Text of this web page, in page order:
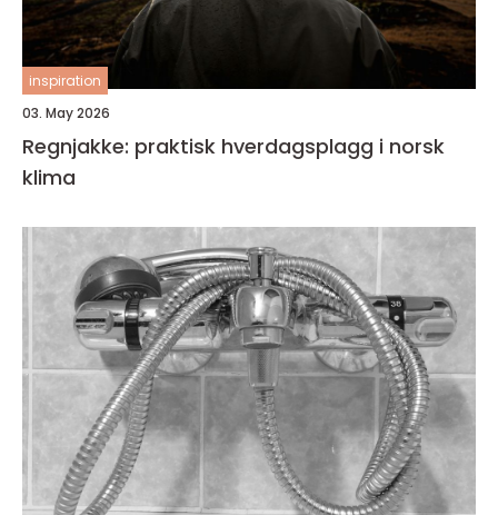
inspiration
03. May 2026
Regnjakke: praktisk hverdagsplagg i norsk
klima